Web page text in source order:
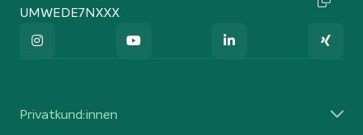
UMWEDE7NXXX
Privatkund:innen